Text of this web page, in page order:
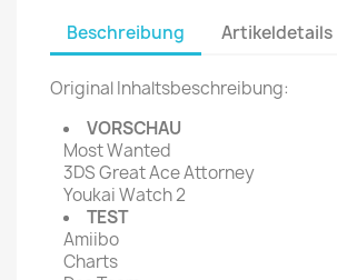
Beschreibung Artikeldetails
Original Inhaltsbeschreibung:
VORSCHAU
Most Wanted
3DS Great Ace Attorney
Youkai Watch 2
TEST
Amiibo
Charts